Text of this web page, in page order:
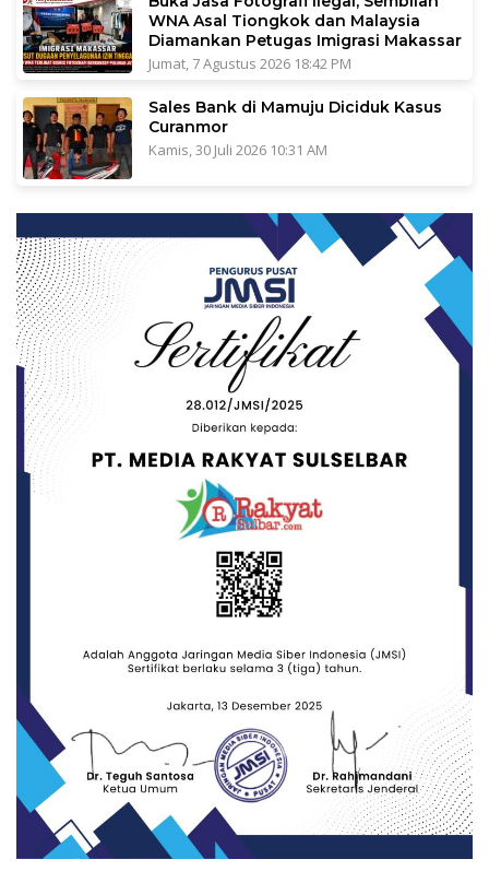
WNA Asal Tiongkok dan Malaysia
Diamankan Petugas Imigrasi Makassar
Jumat, 7 Agustus 2026 18:42 PM
Sales Bank di Mamuju Diciduk Kasus
Curanmor
Kamis, 30 Juli 2026 10:31 AM